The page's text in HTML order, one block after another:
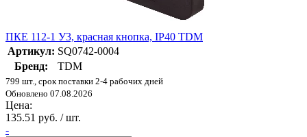
ПКЕ 112-1 У3, красная кнопка, IP40 TDM
Артикул: SQ0742-0004
Бренд:
TDM
799 шт., срок поставки 2-4 рабочих дней
Обновлено 07.08.2026
Цена:
135.51 руб. / шт.
-